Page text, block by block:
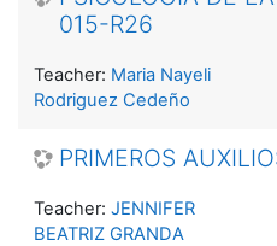
015-R26
Teacher: Maria Nayeli
Rodriguez Cedeño
PRIMEROS
Teacher: JENNIFER
BEATRIZ GRANDA